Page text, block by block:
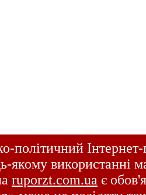
політичний
якому використанні
ruporzt.com.ua є